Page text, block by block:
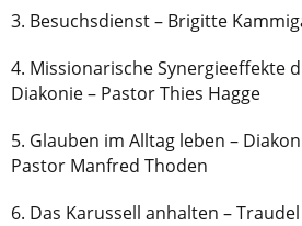
3. Besuchsdienst – Brigitte
4. Missionarische Synergieeffekte
Diakonie – Pastor Thies Hagge
5. Glauben im Alltag leben –
Pastor Manfred Thoden
6. Das Karussell anhalten –